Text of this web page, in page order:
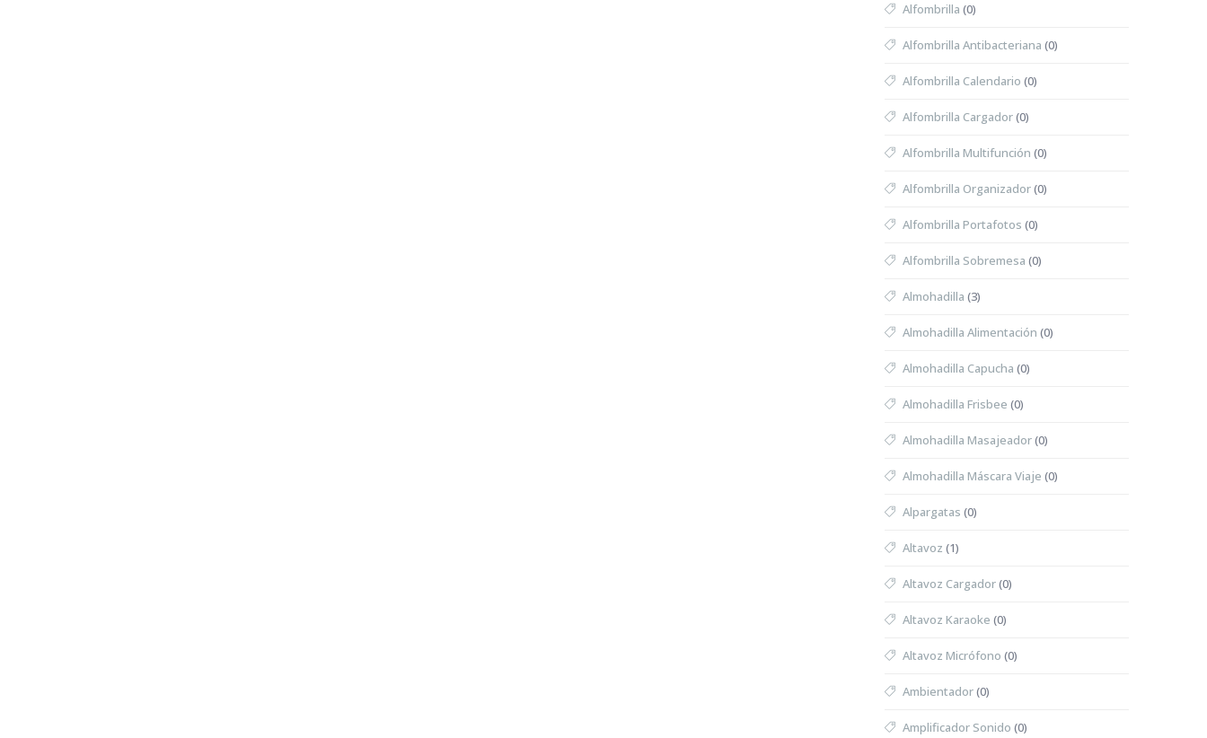
Alfombrilla (0)
Alfombrilla Antibacteriana (0)
Alfombrilla Calendario (0)
Alfombrilla Cargador(0)
Alfombrilla Multifunción (0)
Alfombrilla Organizador(0)
Alfombrilla Portafotos (0)
Alfombrilla Sobremesa (0)
Almohadilla (3)
Almohadilla Alimentación (0)
Almohadilla Capucha (0)
Almohadilla Frisbee (0)
Almohadilla Masajeador(0)
Almohadilla Máscara Viaje (0)
Alpargatas (0)
Altavoz (1)
Altavoz Cargador(0)
Altavoz Karaoke (0)
Altavoz Micrófono (0)
Ambientador(0)
Amplificador Sonido (0)